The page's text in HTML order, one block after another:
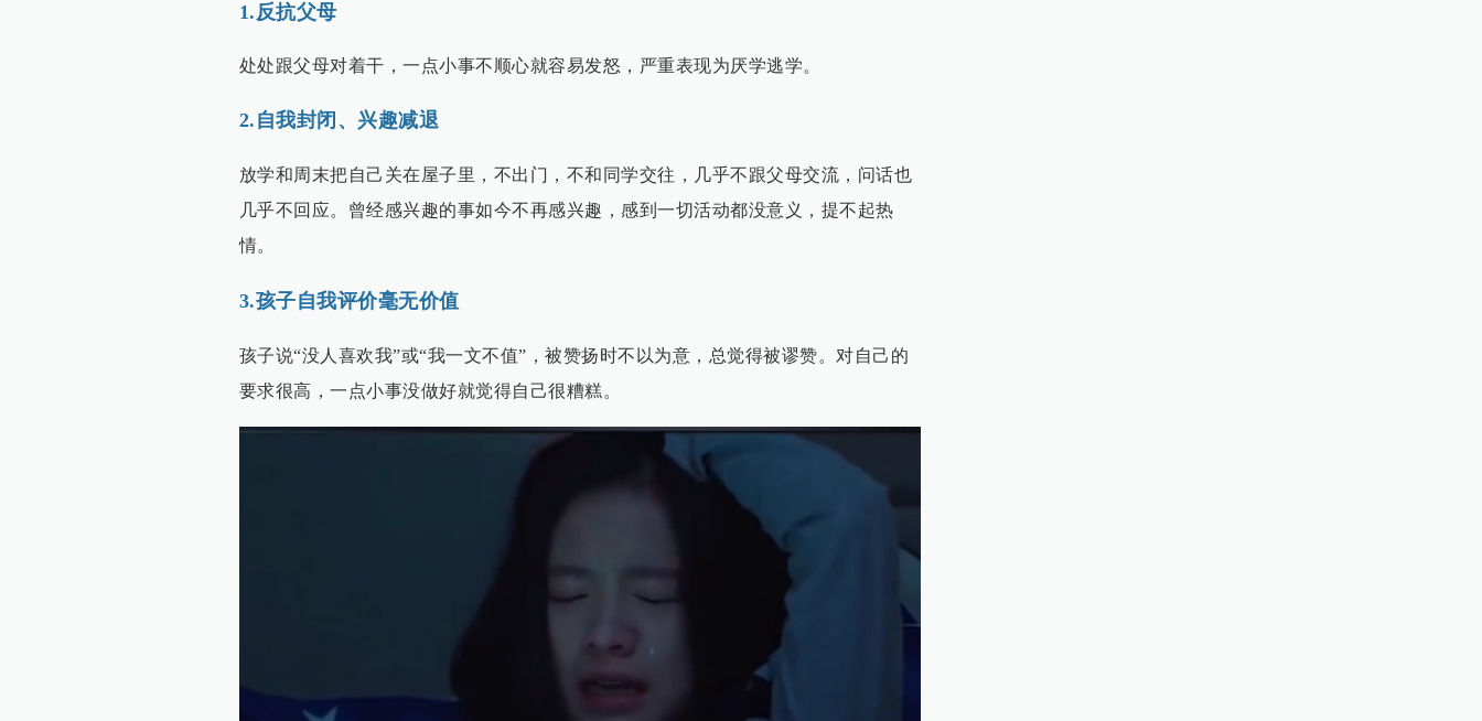
1.反抗父母
处处跟父母对着干，一点小事不顺心就容易发怒，严重表现为厌学逃学。
2.自我封闭、兴趣减退
放学和周末把自己关在屋子里，不出门，不和同学交往，几乎不跟父母交流，问话也
几乎不回应。曾经感兴趣的事如今不再感兴趣，感到一切活动都没意义，提不起热
情。
3.孩子自我评价毫无价值
孩子说“没人喜欢我”或“我一文不值”，被赞扬时不以为意，总觉得被谬赞。对自己的
要求很高，一点小事没做好就觉得自己很糟糕。